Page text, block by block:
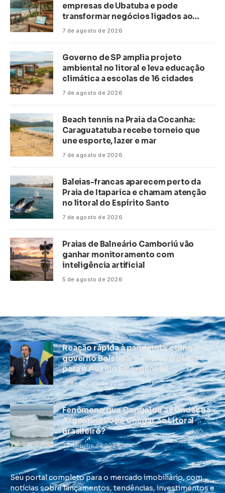
empresas de Ubatuba e pode
transformar negócios ligados ao
turismo no litoral
7 de agosto de 2026
Governo de SP amplia projeto
ambiental no litoral e leva educação
climática a escolas de 16 cidades
7 de agosto de 2026
Beach tennis na Praia da Cocanha:
Caraguatatuba recebe torneio que
une esporte, lazer e mar
7 de agosto de 2026
Baleias-francas aparecem perto da
Praia de Itaparica e chamam atenção
no litoral do Espírito Santo
7 de agosto de 2026
Praias de Balneário Camboriú vão
ganhar monitoramento com
inteligência artificial
5 de agosto de 2026
Reação rápida à pandemia: como o
governo Bolsonaro iniciou o plano
para o Auxílio Emergencial
13 de agosto de 2025
Fenômeno que Congelou as Ondas na
Argentina Pode Chegar ao Litoral
Brasileiro?
22 de julho de 2024
Seu portal completo para o mercado imobiliário, com
notícias sobre lançamentos, tendências, investimentos e